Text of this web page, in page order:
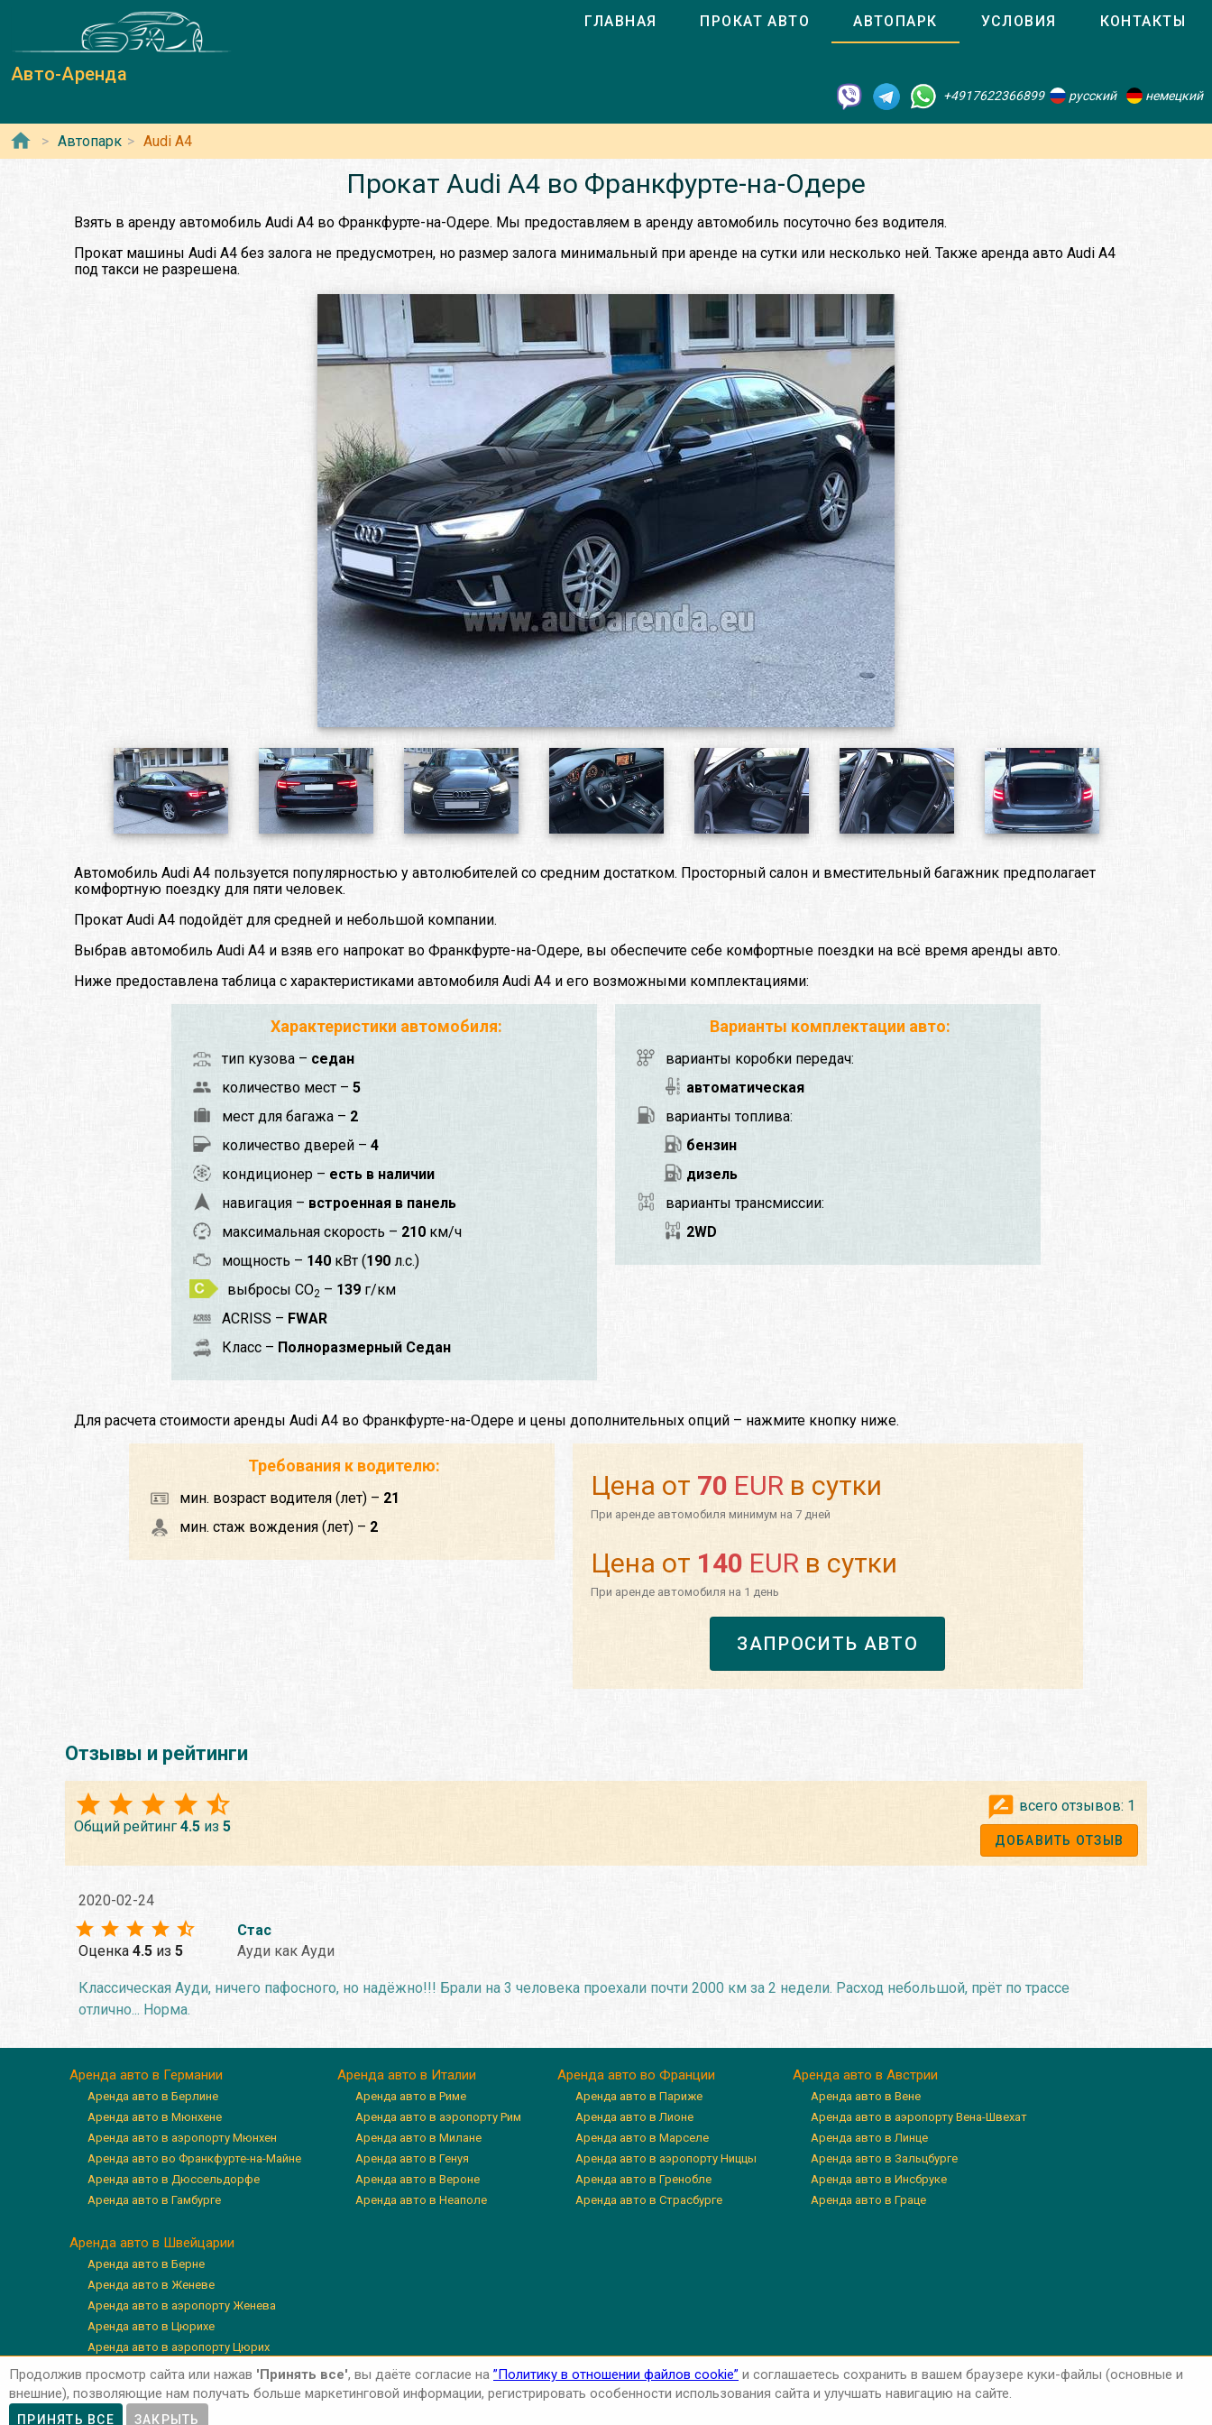
Авто-Аренда
ГЛАВНАЯ ПРОКАТ АВТО АВТОПАРК УСЛОВИЯ КОНТАКТЫ
+4917622366899 русский немецкий
Автопарк Audi A4
Прокат Audi A4 во Франкфурте-на-Одере
Взять в аренду автомобиль Audi A4 во Франкфурте-на-Одере. Мы предоставляем в аренду автомобиль посуточно без водителя.
Прокат машины Audi A4 без залога не предусмотрен, но размер залога минимальный при аренде на сутки или несколько ней. Также аренда авто Audi A4
под такси не разрешена.
Автомобиль Audi A4 пользуется популярностью у автолюбителей со средним достатком. Просторный салон и вместительный багажник предполагает
комфортную поездку для пяти человек.
Прокат Audi A4 подойдёт для средней и небольшой компании.
Выбрав автомобиль Audi A4 и взяв его напрокат во Франкфурте-на-Одере, вы обеспечите себе комфортные поездки на всё время аренды авто.
Ниже предоставлена таблица с характеристиками автомобиля Audi A4 и его возможными комплектациями:
Характеристики автомобиля:
тип кузова – седан
количество мест – 5
мест для багажа – 2
количество дверей – 4
кондиционер – есть в наличии
навигация – встроенная в панель
максимальная скорость – 210 км/ч
мощность – 140 кВт (190 л.с.)
выбросы CO2 – 139 г/км
ACRISS – FWAR
Класс – Полноразмерный Седан
Варианты комплектации авто:
варианты коробки передач:
автоматическая
варианты топлива:
бензин
дизель
варианты трансмиссии:
2WD
Для расчета стоимости аренды Audi A4 во Франкфурте-на-Одере и цены дополнительных опций – нажмите кнопку ниже.
Требования к водителю:
мин. возраст водителя (лет) – 21
мин. стаж вождения (лет) – 2
Цена от 70 EURв сутки
При аренде автомобиля минимум на 7 дней
Цена от 140 EURв сутки
При аренде автомобиля на 1 день
ЗАПРОСИТЬ АВТО
Отзывы и рейтинги
Общий рейтинг 4.5 из 5
всего отзывов: 1
ДОБАВИТЬ ОТЗЫВ
2020-02-24
Оценка 4.5 из 5
Стас
Ауди как Ауди
Классическая Ауди, ничего пафосного, но надёжно!!! Брали на 3 человека проехали почти 2000 км за 2 недели. Расход небольшой, прёт по трассе
отлично... Норма.
Аренда авто в Германии
Аренда авто в Берлине
Аренда авто в Мюнхене
Аренда авто в аэропорту Мюнхен
Аренда авто во Франкфурте-на-Майне
Аренда авто в Дюссельдорфе
Аренда авто в Гамбурге
Аренда авто в Италии
Аренда авто в Риме
Аренда авто в аэропорту Рим
Аренда авто в Милане
Аренда авто в Генуя
Аренда авто в Вероне
Аренда авто в Неаполе
Аренда авто во Франции
Аренда авто в Париже
Аренда авто в Лионе
Аренда авто в Марселе
Аренда авто в аэропорту Ниццы
Аренда авто в Гренобле
Аренда авто в Страсбурге
Аренда авто в Австрии
Аренда авто в Вене
Аренда авто в аэропорту Вена-Швехат
Аренда авто в Линце
Аренда авто в Зальцбурге
Аренда авто в Инсбруке
Аренда авто в Граце
Аренда авто в Швейцарии
Аренда авто в Берне
Аренда авто в Женеве
Аренда авто в аэропорту Женева
Аренда авто в Цюрихе
Аренда авто в аэропорту Цюрих
Аренда авто в Люцерне
Продолжив просмотр сайта или нажав 'Принять все', вы даёте согласие на ”Политику в отношении файлов cookie” и соглашаетесь сохранить в вашем браузере куки-файлы (основные и
внешние), позволяющие нам получать больше маркетинговой информации, регистрировать особенности использования сайта и улучшать навигацию на сайте.
ПРИНЯТЬ ВСЕ ЗАКРЫТЬ